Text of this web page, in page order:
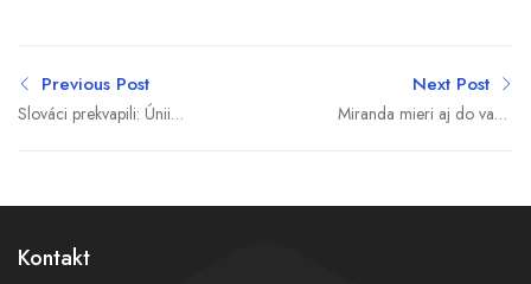
Previous Post
Slováci prekvapili: Únii
Next Post
Miranda mieri aj do vašej
Kontakt